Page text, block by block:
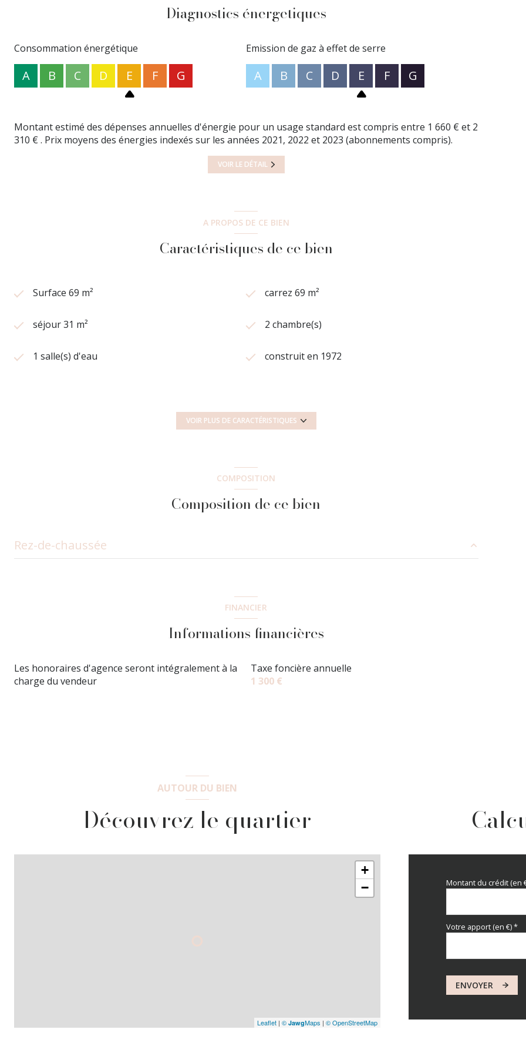
Diagnostics énergetiques
Consommation énergétique
A B C D E F G
Emission de gaz à effet de serre
A B C D E F G
Montant estimé des dépenses annuelles d'énergie pour un usage standard est compris entre 1 660 € et 2
310 € . Prix moyens des énergies indexés sur les années 2021, 2022 et 2023 (abonnements compris).
VOIR LE DÉTAIL
A PROPOS DE CE BIEN
Caractéristiques de ce bien
Surface 69 m² carrez 69 m²
séjour 31 m² 2 chambre(s)
1 salle(s) d'eau construit en 1972
1er étage
interphone
VOIR PLUS DE CARACTÉRISTIQUES
COMPOSITION
Composition de ce bien
Rez-de-chaussée
chambre
salle d'eau
FINANCIER
Informations financières
Les honoraires d'agence seront intégralement à la
charge du vendeur
Taxe foncière annuelle
1 300 €
AUTOUR DU BIEN
Découvrez le quartier
+
−
Leaflet | © JawgMaps | © OpenStreetMap
Montant du crédit (en
Votre apport (en €) *
ENVOYER